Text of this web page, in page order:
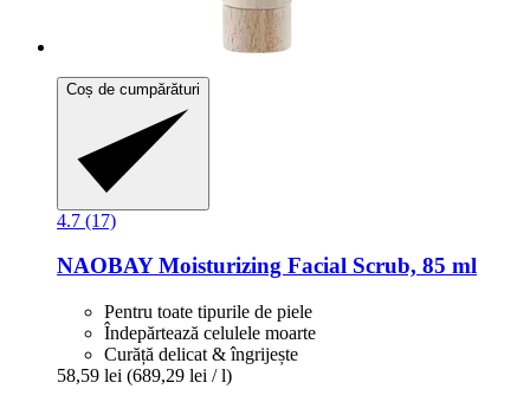
Coș de cumpărături
4.7 (17)
NAOBAYMoisturizing Facial Scrub, 85 ml
Pentru toate tipurile de piele
Îndepărtează celulele moarte
Curăță delicat & îngrijește
58,59 lei (689,29 lei / l)